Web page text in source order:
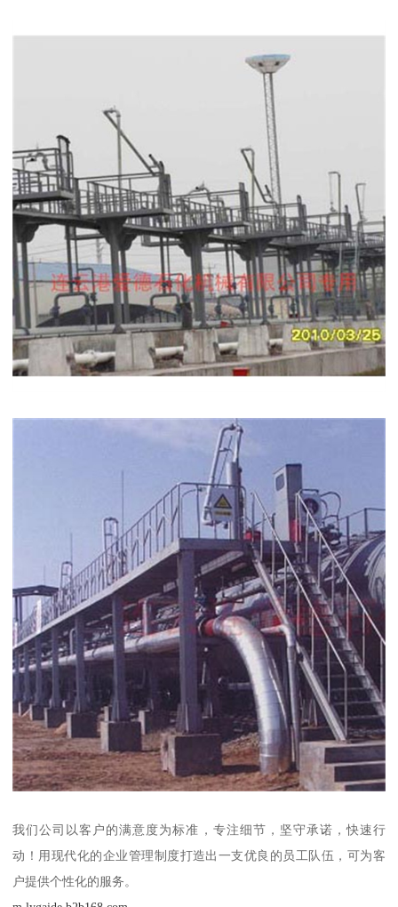
我们公司以客户的满意度为标准，专注细节，坚守承诺，快速行
动！用现代化的企业管理制度打造出一支优良的员工队伍，可为客
户提供个性化的服务。